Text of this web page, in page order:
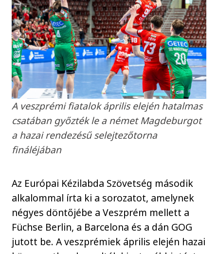
A veszprémi fiatalok április elején hatalmas
csatában győzték le a német Magdeburgot
a hazai rendezésű selejtezőtorna
fináléjában
Az Európai Kézilabda Szövetség második
alkalommal írta ki a sorozatot, amelynek
négyes döntőjébe a Veszprém mellett a
Füchse Berlin, a Barcelona és a dán GOG
jutott be. A veszprémiek április elején hazai